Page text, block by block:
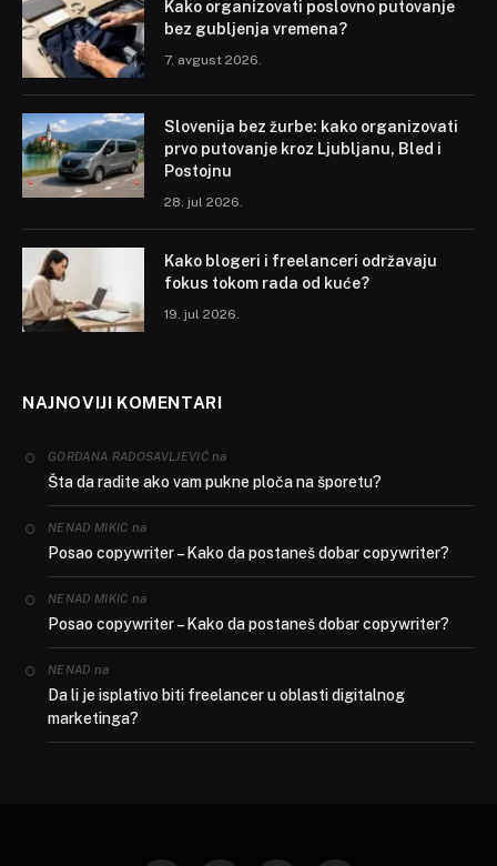
Kako organizovati poslovno putovanje
bez gubljenja vremena?
7. avgust 2026.
Slovenija bez žurbe: kako organizovati
prvo putovanje kroz Ljubljanu, Bled i
Postojnu
28. jul 2026.
Kako blogeri i freelanceri održavaju
fokus tokom rada od kuće?
19. jul 2026.
NAJNOVIJI KOMENTARI
GORDANA RADOSAVLJEVIĆna
Šta da radite ako vam pukne ploča na šporetu?
NENAD MIKIC na
Posao copywriter – Kako da postaneš dobar copywriter?
NENAD MIKIC na
Posao copywriter – Kako da postaneš dobar copywriter?
NENAD na
Da li je isplativo biti freelancer u oblasti digitalnog
marketinga?